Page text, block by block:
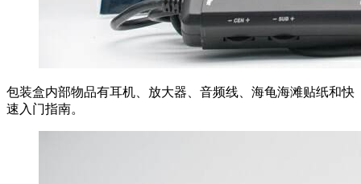
包装盒内部物品有耳机、放大器、音频线、海龟海滩贴纸和快
速入门指南。